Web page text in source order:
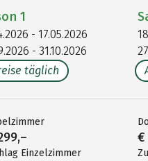
1
- 17.05.2026
- 31.10.2026
täglich
Einzelzimmer
€